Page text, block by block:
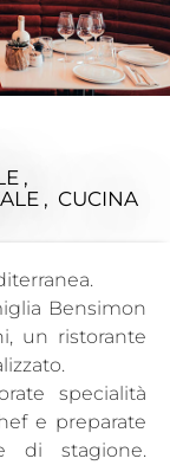
,
, CUCINA
Bensimon
un ristorante
specialità
e preparate
di stagione.